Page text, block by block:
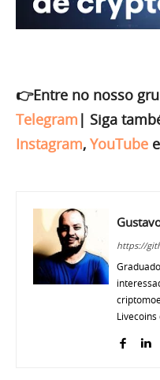
👉Entre no nosso
Telegram | Siga
Instagram, YouTube e
https://